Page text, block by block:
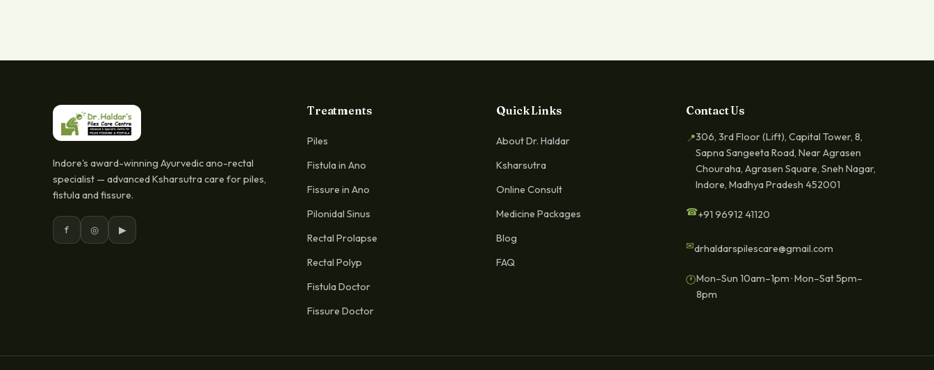
Indore's award-winning Ayurvedic ano-rectal
specialist — advanced Ksharsutra care for piles,
fistula and fissure.
f ◎ ▶
Treatments
Piles
Fistula in Ano
Fissure in Ano
Pilonidal Sinus
Rectal Prolapse
Rectal Polyp
Fistula Doctor
Fissure Doctor
Quick Links
About Dr. Haldar
Ksharsutra
Online Consult
Medicine Packages
Blog
FAQ
Contact Us
📍306, 3rd Floor (Lift), Capital Tower, 8,
Sapna Sangeeta Road, Near Agrasen
Chouraha, Agrasen Square, Sneh Nagar,
Indore, Madhya Pradesh 452001
☎+91 96912 41120
✉drhaldarspilescare@gmail.com
🕐Mon–Sun 10am–1pm · Mon–Sat 5pm–
8pm